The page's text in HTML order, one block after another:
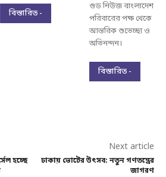
বিস্তারিত -
গুড নিউজ বাংলাদেশ
পরিবারের পক্ষ থেকে
আন্তরিক শুভেচ্ছা ও
অভিনন্দন।
বিস্তারিত -
হচ্ছে
Next article
ঢাকায় ভোটের উৎসব: নতুন গণতন্ত্রের
জাগরণ